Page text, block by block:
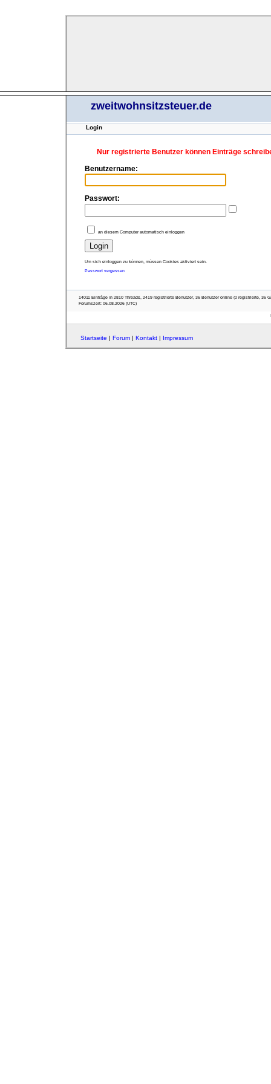
zweitwohnsitzsteuer.de
Login
Nur registrierte Benutzer können Einträge
Benutzername:
Passwort:
an diesem Computer automatisch einloggen
Um sich einloggen zu können, müssen Cookies aktiviert sein.
Passwort vergessen
14011 Einträge in 2810 Threads, 2419 registrierte Benutzer, 36 Benutzer online (0 registrierte, 36
Forumszeit: 06.08.2026 (UTC)
Startseite | Forum| Kontakt| Impressum